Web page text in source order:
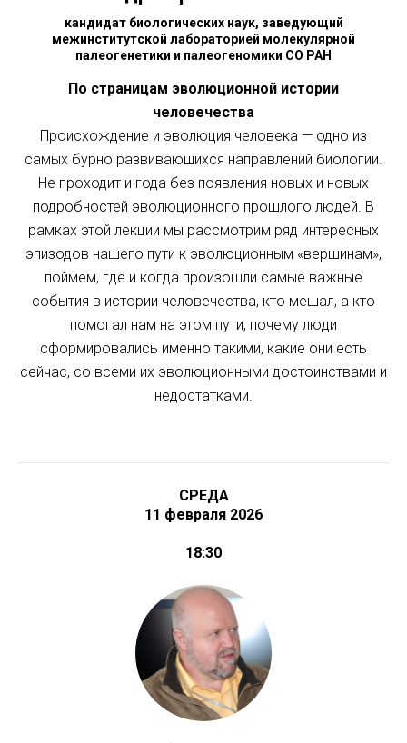
кандидат биологических наук, заведующий
межинститутской лабораторией молекулярной
палеогенетики и палеогеномики СО РАН
По страницам эволюционной истории
человечества
Происхождение и эволюция человека — одно из
самых бурно развивающихся направлений биологии.
Не проходит и года без появления новых и новых
подробностей эволюционного прошлого людей. В
рамках этой лекции мы рассмотрим ряд интересных
эпизодов нашего пути к эволюционным «вершинам»,
поймем, где и когда произошли самые важные
события в истории человечества, кто мешал, а кто
помогал нам на этом пути, почему люди
сформировались именно такими, какие они есть
сейчас, со всеми их эволюционными достоинствами и
недостатками.
СРЕДА
11 февраля 2026
18:30